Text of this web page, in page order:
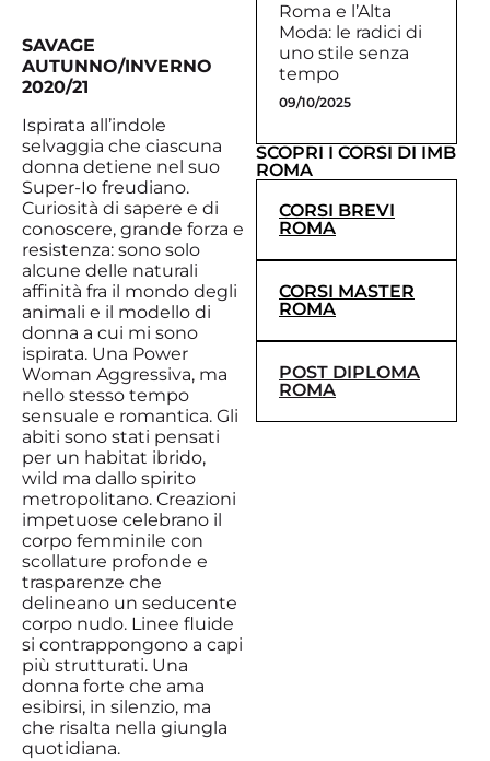
SAVAGE
AUTUNNO/INVERNO
2020/21
Ispirata all’indole
selvaggia che ciascuna
donna detiene nel suo
Super-Io freudiano.
Curiosità di sapere e di
conoscere, grande forza e
resistenza: sono solo
alcune delle naturali
affinità fra il mondo degli
animali e il modello di
donna a cui mi sono
ispirata. Una Power
Woman Aggressiva, ma
nello stesso tempo
sensuale e romantica. Gli
abiti sono stati pensati
per un habitat ibrido,
wild ma dallo spirito
metropolitano. Creazioni
impetuose celebrano il
corpo femminile con
scollature profonde e
trasparenze che
delineano un seducente
corpo nudo. Linee fluide
si contrappongono a capi
più strutturati. Una
donna forte che ama
esibirsi, in silenzio, ma
che risalta nella giungla
quotidiana.
Roma e l’Alta
Moda: le radici di
uno stile senza
tempo
09/10/2025
SCOPRI I CORSI DI IMB
ROMA
CORSI BREVI
ROMA
CORSI MASTER
ROMA
POST DIPLOMA
ROMA